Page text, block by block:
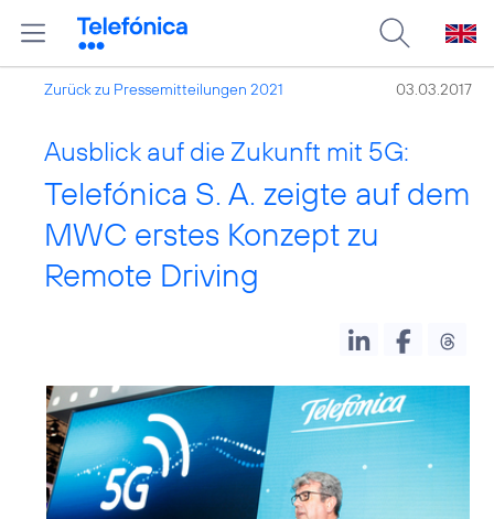
Zurück zu Pressemitteilungen 2021 03.03.2017
Ausblick auf die Zukunft mit 5G:
Telefónica S. A. zeigte auf dem
MWC erstes Konzept zu
Remote Driving